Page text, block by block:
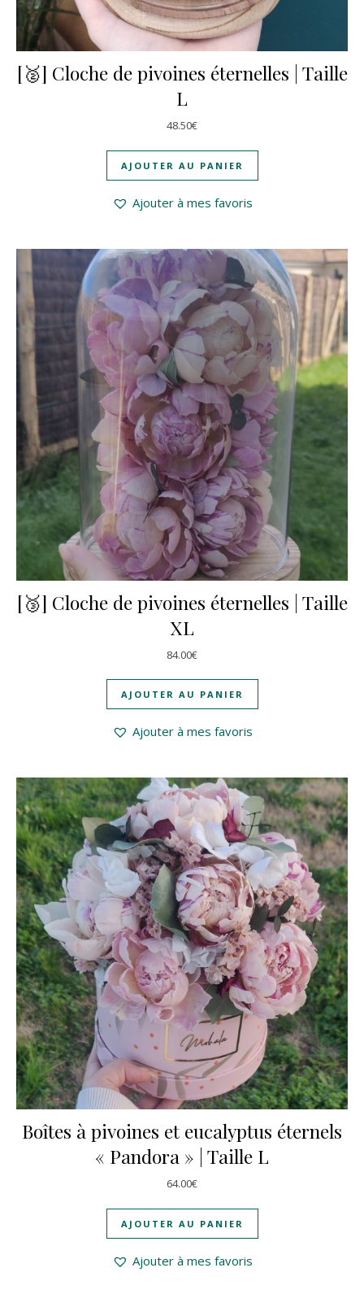
[🥈] Cloche de pivoines éternelles | Taille
L
48.50€
AJOUTER AU PANIER
Ajouter à mes favoris
[🥉] Cloche de pivoines éternelles | Taille
XL
84.00€
AJOUTER AU PANIER
Ajouter à mes favoris
Boîtes à pivoines et eucalyptus éternels
« Pandora » | Taille L
64.00€
AJOUTER AU PANIER
Ajouter à mes favoris